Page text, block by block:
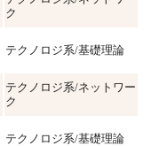
ク
テクノロジ系/基礎理論
テクノロジ系/ネットワー
ク
テクノロジ系/基礎理論